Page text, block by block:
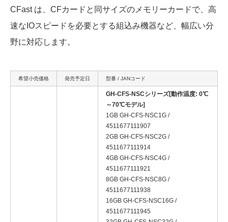
CFast は、CFカードと同サイズのメモリーカードで、高
速なIOスピードを必要とする組込み機器など、幅広い分
野に対応します。
希望小売価格 発売予定日 型番 / JANコード
GH-CFS-NSCシリーズ[動作温度: 0℃
～70℃モデル]
1GB GH-CFS-NSC1G /
4511677111907
2GB GH-CFS-NSC2G /
4511677111914
4GB GH-CFS-NSC4G /
4511677111921
8GB GH-CFS-NSC8G /
4511677111938
16GB GH-CFS-NSC16G /
4511677111945